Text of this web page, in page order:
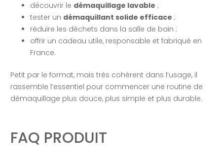
découvrir le démaquillage lavable ;
tester un démaquillant solide efficace ;
réduire les déchets dans la salle de bain ;
offrir un cadeau utile, responsable et fabriqué en
France.
Petit par le format, mais très cohérent dans l’usage, il
rassemble l’essentiel pour commencer une routine de
démaquillage plus douce, plus simple et plus durable.
FAQ PRODUIT